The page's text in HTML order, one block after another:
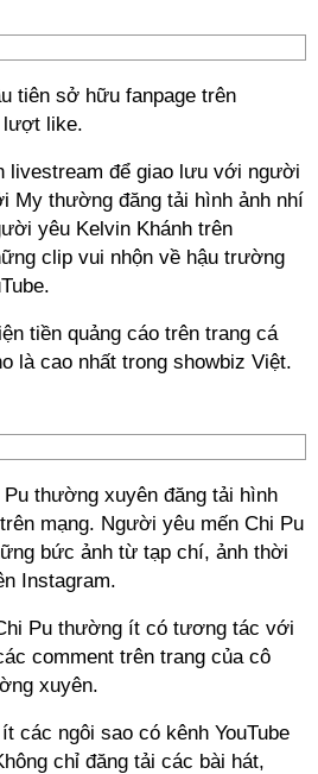
tiên sở hữu fanpage trên
lượt like.
livestream để giao lưu với người
My thường đăng tải hình ảnh nhí
yêu Kelvin Khánh trên
clip vui nhộn về hậu trường
tiền quảng cáo trên trang cá
là cao nhất trong showbiz Việt.
thường xuyên đăng tải hình
mạng. Người yêu mến Chi Pu
bức ảnh từ tạp chí, ảnh thời
Instagram.
Pu thường ít có tương tác với
comment trên trang của cô
xuyên.
các ngôi sao có kênh YouTube
chỉ đăng tải các bài hát,